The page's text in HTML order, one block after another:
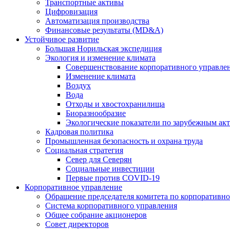
Транспортные активы
Цифровизация
Автоматизация производства
Финансовые результаты (MD&A)
Устойчивое развитие
Большая Норильская экспедиция
Экология и изменение климата
Совершенствование корпоративного
Изменение климата
Воздух
Вода
Отходы и хвостохранилища
Биоразнообразие
Экологические показатели по зарубежным
Кадровая политика
Промышленная безопасность и охрана труда
Социальная стратегия
Север для Северян
Социальные инвестиции
Первые против COVID‑19
Корпоративное управление
Обращение председателя комитета по
Система корпоративного управления
Общее собрание акционеров
Совет директоров